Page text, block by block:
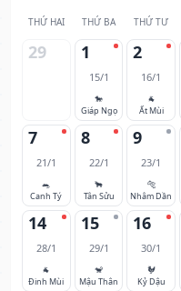
THỨ HAI THỨ BA THỨ TƯ
29 1
15/1
🐎
Giáp Ngọ
2
16/1
🐐
Ất Mùi
7
21/1
🐀
Canh Tý
8
22/1
🐂
Tân Sửu
9
23/1
🐅
Nhâm Dần
14
28/1
🐐
Đinh Mùi
15
29/1
🐒
Mậu Thân
16
30/1
🐓
Kỷ Dậu